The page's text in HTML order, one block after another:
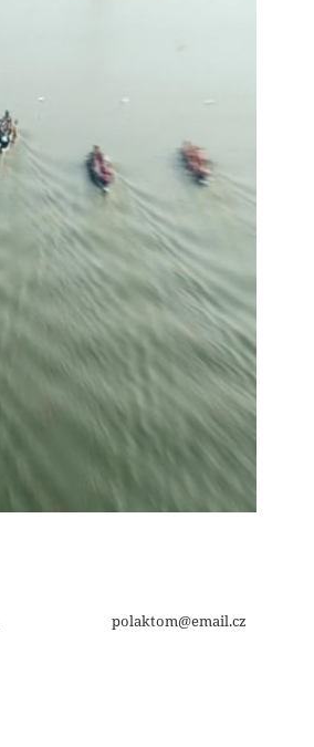
polaktom@email.cz